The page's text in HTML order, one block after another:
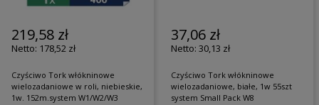
219,58 zł
178,52 zł
Czyściwo Tork włókninowe
wielozadaniowe w roli, niebieskie,
1w. 152m.system W1/W2/W3
37,06 zł
30,13 zł
Czyściwo Tork włókninowe
wielozadaniowe, białe, 1w 55szt
system Small Pack W8